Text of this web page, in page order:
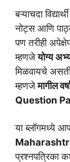
बऱ्याचदा
नोट्स आणि
पण तरीही
म्हणजेयोग्य
मिळवायचे
म्हणजेमागील
Question
या ब्लॉगमध्ये
प्रश्नपत्रिका